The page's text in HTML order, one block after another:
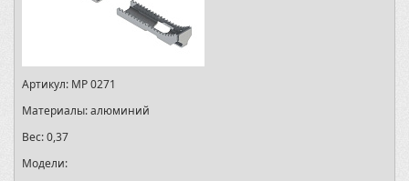
Артикул: MP 0271
Материалы:алюминий
Вес:0,37
Модели: